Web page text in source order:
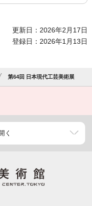
更新日：2026年2月17日
登録日：2026年1月13日
第64回 日本現代工芸美術展
く